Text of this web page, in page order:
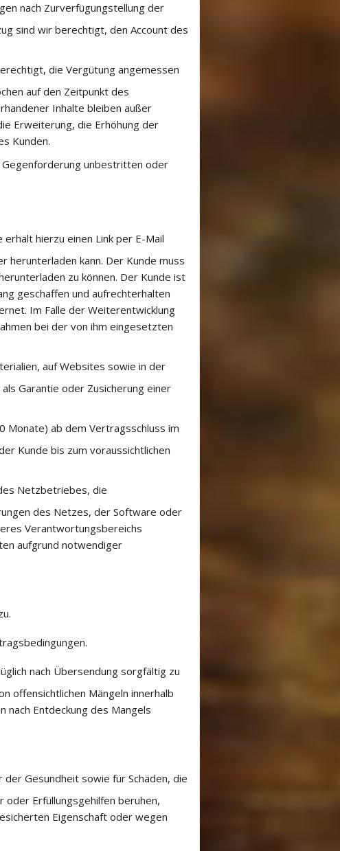
nach Zurverfügungstellung der
sind wir berechtigt, den Account des
die Vergütung angemessen
auf den Zeitpunkt des
Inhalte bleiben außer
Erweiterung, die Erhöhung der
Kunden.
Gegenforderung unbestritten oder
hierzu einen Link per E-Mail
herunterladen kann. Der Kunde muss
zu können. Der Kunde ist
geschaffen und aufrechterhalten
Im Falle der Weiterentwicklung
bei der von ihm eingesetzten
auf Websites sowie in der
Garantie oder Zusicherung einer
Monate) ab dem Vertragsschluss im
Kunde bis zum voraussichtlichen
Netzbetriebes, die
des Netzes, der Software oder
Verantwortungsbereichs
aufgrund notwendiger
nach Übersendung sorgfältig zu
offensichtlichen Mängeln innerhalb
nach Entdeckung des Mangels
Gesundheit sowie für Schäden, die
Erfüllungsgehilfen beruhen,
Eigenschaft oder wegen